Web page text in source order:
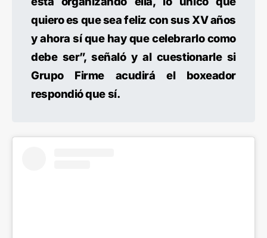
quiero es que sea feliz con sus XV años
y ahora sí que hay que celebrarlo como
debe ser”, señaló y al cuestionarle si
Grupo Firme acudirá el boxeador
respondió que sí.